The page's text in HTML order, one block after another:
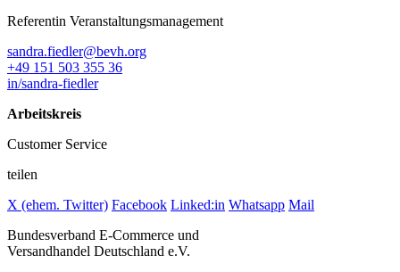
Referentin Veranstaltungsmanagement
sandra.fiedler@bevh.org
+49 151 503 355 36
in/sandra-fiedler
Arbeitskreis
Customer Service
teilen
X (ehem. Twitter) Facebook Linked:in Whatsapp Mail
Bundesverband E-Commerce und
Versandhandel Deutschland e.V.